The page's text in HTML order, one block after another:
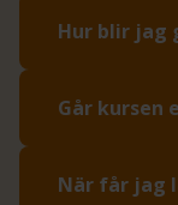
Hur blir jag
Går kursen
När får jag